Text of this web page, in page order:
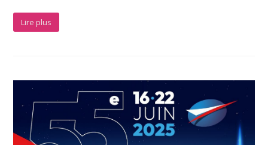
Lire plus